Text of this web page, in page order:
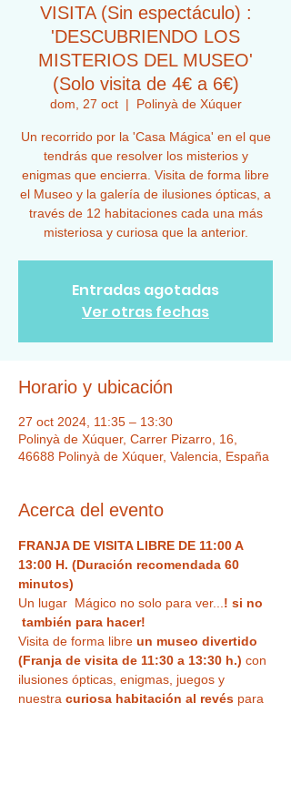
VISITA (Sin espectáculo) :
'DESCUBRIENDO LOS
MISTERIOS DEL MUSEO'
(Solo visita de 4€ a 6€)
dom, 27 oct
  |
Polinyà de Xúquer
Un recorrido por la 'Casa Mágica' en el que
tendrás que resolver los misterios y
enigmas que encierra. Visita de forma libre
el Museo y la galería de ilusiones ópticas, a
través de 12 habitaciones cada una más
misteriosa y curiosa que la anterior.
Entradas agotadas
Ver otras fechas
Horario y ubicación
27 oct 2024, 11:35 – 13:30
Polinyà de Xúquer, Carrer Pizarro, 16,
46688 Polinyà de Xúquer, Valencia, España
Acerca del evento
FRANJA DE VISITA LIBRE DE 11:00 A
13:00 H. (Duración recomendada 60
minutos)
Un lugar  Mágico no solo para ver... ! si no
también para hacer!
Visita de forma libre un museo divertido
(Franja de visita de 11:30 a 13:30 h.) con
ilusiones ópticas, enigmas, juegos y
nuestra curiosa habitación al revés para